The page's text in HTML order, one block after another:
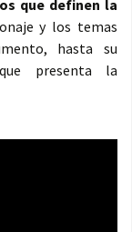
que definen la
y los temas
hasta su
presenta la